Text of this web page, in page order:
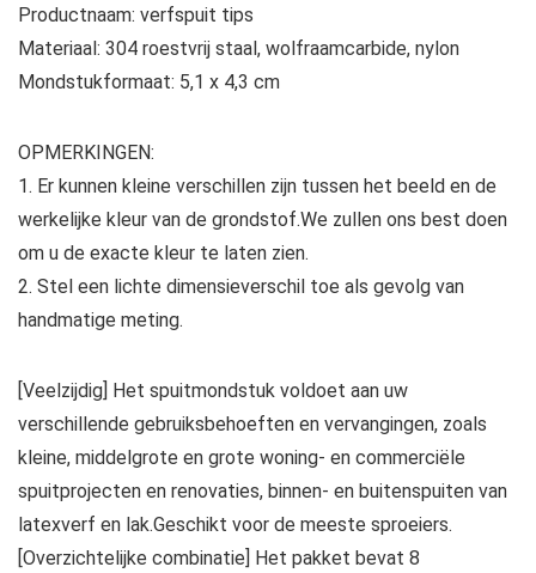
Productnaam: verfspuit tips
Materiaal: 304 roestvrij staal, wolfraamcarbide, nylon
Mondstukformaat: 5,1 x 4,3 cm
OPMERKINGEN:
1. Er kunnen kleine verschillen zijn tussen het beeld en de
werkelijke kleur van de grondstof.We zullen ons best doen
om u de exacte kleur te laten zien.
2. Stel een lichte dimensieverschil toe als gevolg van
handmatige meting.
[Veelzijdig] Het spuitmondstuk voldoet aan uw
verschillende gebruiksbehoeften en vervangingen, zoals
kleine, middelgrote en grote woning- en commerciële
spuitprojecten en renovaties, binnen- en buitenspuiten van
latexverf en lak.Geschikt voor de meeste sproeiers.
[Overzichtelijke combinatie] Het pakket bevat 8